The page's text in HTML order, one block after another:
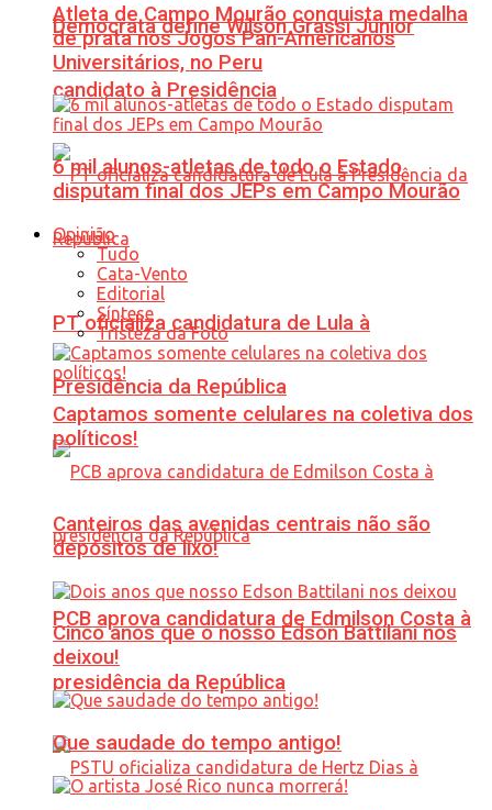
Democrata define Wilson Grassi Júnior
candidato à Presidência
PT oficializa candidatura de Lula à
Presidência da República
PCB aprova candidatura de Edmilson Costa à
presidência da República
Atleta de Campo Mourão conquista medalha
de prata nos Jogos Pan-Americanos
Universitários, no Peru
6 mil alunos-atletas de todo o Estado
disputam final dos JEPs em Campo Mourão
Opinião
Tudo
Cata-Vento
Editorial
Síntese
Tristeza da Foto
Captamos somente celulares na coletiva dos
políticos!
Canteiros das avenidas centrais não são
depósitos de lixo!
Cinco anos que o nosso Edson Battilani nos
deixou!
Que saudade do tempo antigo!